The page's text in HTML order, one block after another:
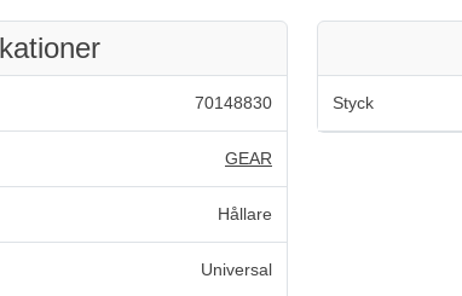
70148830
GEAR
Hållare
Universal
Styck